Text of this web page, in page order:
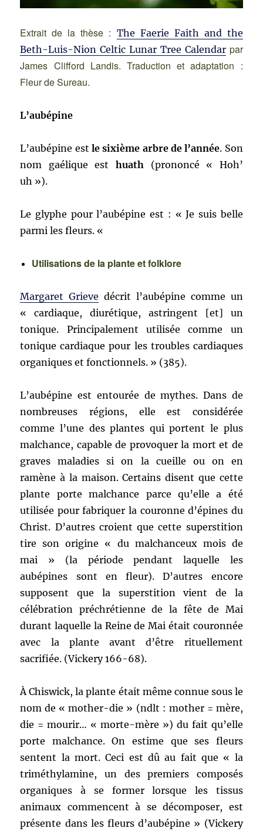
Extrait de la thèse : The Faerie Faith and the
Beth-Luis-Nion Celtic Lunar Tree Calendarpar
James Clifford Landis. Traduction et adaptation :
Fleur de Sureau.
L’aubépine
L’aubépine estle sixième arbre de l’année. Son
nom gaélique est huath (prononcé « Hoh’
uh »).
Le glyphe pour l’aubépine est : « Je suis belle
parmi les fleurs. «
Utilisations de la plante et folklore
Margaret Grieve décrit l’aubépine comme un
« cardiaque, diurétique, astringent [et] un
tonique. Principalement utilisée comme un
tonique cardiaque pour les troubles cardiaques
organiques et fonctionnels. » (385).
L’aubépine est entourée de mythes. Dans de
nombreuses régions, elle est considérée
comme l’une des plantes qui portent le plus
malchance, capable de provoquer la mort et de
graves maladies si on la cueille ou on en
ramène à la maison. Certains disent que cette
plante porte malchance parce qu’elle a été
utilisée pour fabriquer la couronne d’épines du
Christ. D’autres croient que cette superstition
tire son origine « du malchanceux mois de
mai » (la période pendant laquelle les
aubépines sont en fleur). D’autres encore
supposent que la superstition vient de la
célébration préchrétienne de la fête de Mai
durant laquelle la Reine de Mai était couronnée
avec la plante avant d’être rituellement
sacrifiée. (Vickery 166-68).
À Chiswick, la plante était même connue sous le
nom de « mother-die » (ndlt : mother = mère,
die = mourir… « morte-mère ») du fait qu’elle
porte malchance. On estime que ses fleurs
sentent la mort. Ceci est dû au fait que « la
triméthylamine, un des premiers composés
organiques à se former lorsque les tissus
animaux commencent à se décomposer, est
présente dans les fleurs d’aubépine » (Vickery